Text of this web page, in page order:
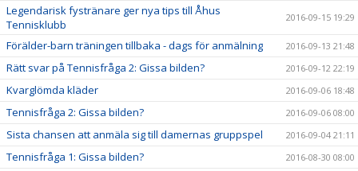
Legendarisk fystränare ger nya tips till Åhus
Tennisklubb
2016-09-15 19:29
Förälder-barn träningen tillbaka - dags för anmälning 2016-09-13 21:48
Rätt svar på Tennisfråga 2: Gissa bilden? 2016-09-12 22:19
Kvarglömda kläder 2016-09-06 18:48
Tennisfråga 2: Gissa bilden? 2016-09-06 08:00
Sista chansen att anmäla sig till damernas gruppspel 2016-09-04 21:11
Tennisfråga 1: Gissa bilden? 2016-08-30 08:00